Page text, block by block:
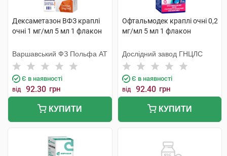
Дексаметазон ВФЗ краплі
очні 1 мг/мл 5 мл 1 флакон
Варшавський ФЗ Польфа АТ
Є в наявності
від 92.30 грн
КУПИТИ
Офтальмодек краплі очні 0,2
мг/мл 5 мл 1 флакон
Дослідний завод ГНЦЛС
Є в наявності
від 92.40 грн
КУПИТИ